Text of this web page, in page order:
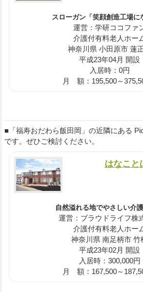
スローガン「笑顔創造工場に
運営：学研ココファ
介護付有料老人ホー
神奈川県 小田原市 蓮
平成23年04月 開設
入居時：0円
月 額：195,500～
■「福寿おだわら飯田岡」の近隣にある
です。ぜひご検討ください。
はなこと
自然溢れる地でやさしい介
運営：ブラウドライフ株
介護付有料老人ホー
神奈川県 南足柄市 竹
平成23年02月 開設
入居時：300,000円
月 額：167,500～